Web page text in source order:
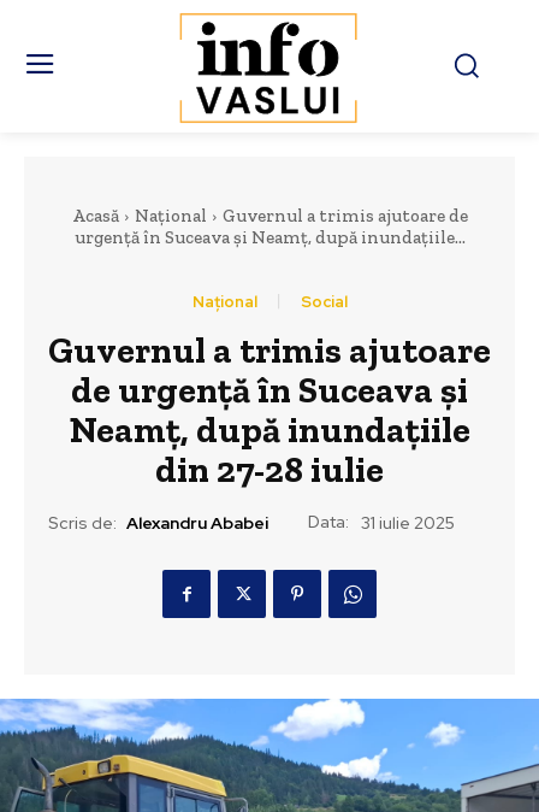
Acasă Național
Guvernul a trimis ajutoare de
urgență în Suceava și Neamț, după inundațiile...
Național Social
Guvernul a trimis ajutoare
de urgență în Suceava și
Neamț, după inundațiile
din 27-28 iulie
Scris de: Alexandru Ababei Data: 31 iulie 2025